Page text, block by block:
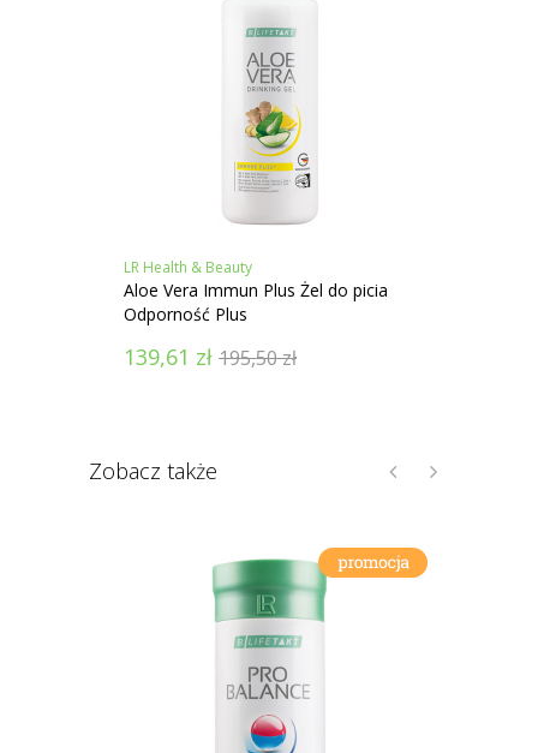
LR Health & Beauty
Aloe Vera Immun Plus Żel do picia
Odporność Plus
139,61 zł 195,50zł
Zobacz także